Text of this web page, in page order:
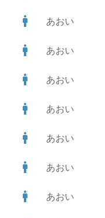
man あおい
man あおい
man あおい
man あおい
man あおい
man あおい
man あおい